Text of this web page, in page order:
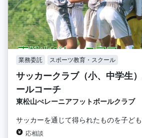
業務委託 スポーツ教育・スクール
サッカークラブ（小、中学生
ールコーチ
東松山ぺレーニアフットボールクラブ
サッカーを通じて得られたものを子ど
応相談